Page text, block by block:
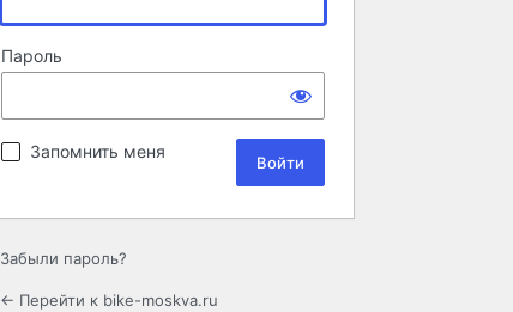
Пароль
Запомнить меня
Забыли пароль?
← Перейти к bike-moskva.ru